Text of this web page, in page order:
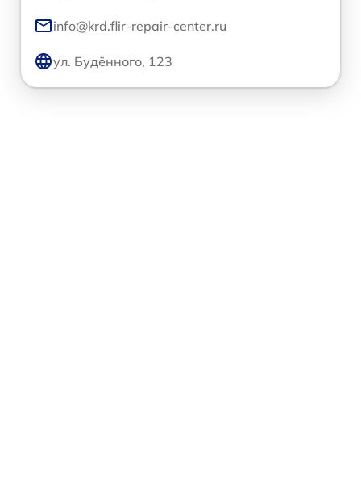
info@krd.flir-repair-center.ru
ул. Будённого, 123